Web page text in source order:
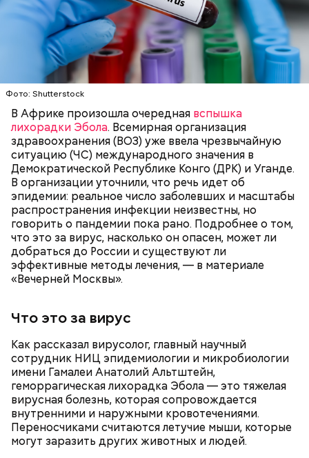
Фото: Shutterstock
В Африке произошла очередная вспышка
лихорадки Эбола. Всемирная организация
здравоохранения (ВОЗ) уже ввела чрезвычайную
ситуацию (ЧС) международного значения в
Демократической Республике Конго (ДРК) и Уганде.
В организации уточнили, что речь идет об
эпидемии: реальное число заболевших и масштабы
распространения инфекции неизвестны, но
говорить о пандемии пока рано. Подробнее о том,
что это за вирус, насколько он опасен, может ли
добраться до России и существуют ли
эффективные методы лечения, — в материале
«Вечерней Москвы».
Что это за вирус
Как рассказал вирусолог, главный научный
сотрудник НИЦ эпидемиологии и микробиологии
имени Гамалеи Анатолий Альтштейн,
геморрагическая лихорадка Эбола — это тяжелая
вирусная болезнь, которая сопровождается
внутренними и наружными кровотечениями.
Переносчиками считаются летучие мыши, которые
могут заразить других животных и людей.
Кабачок — 1 шт.
Филе куриной грудки — 110 гр.
Помидоры черри — 5 шт.
Базилик зеленый — 1 веточка.
Оливковое масло — 15 мл.
Чеснок — 3 зубчика.
Сметана — 1 ст. ложка.
Соль и перец — по вкусу.
Готовим:Необходимо очистить и нарезать чеснок
на тонкие слайсы и обжарить его на разогретой
сковороде с оливковым маслом до золотистого
цвета. Далее грудку нарезать на небольшие
кусочки и добавить к маслу с чесноком. После того
как курица поджарится, добавить в сковороду
кабачок, нарезанный треугольниками.